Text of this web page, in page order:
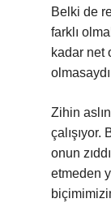
Belki de
farklı
kadar net
Zihin
çalışıyor.
onun
etmeden